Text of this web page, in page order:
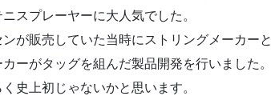
スプレーヤーに大人気でした。
ンが販売していた当時にストリングメーカーと
ーがタッグを組んだ製品開発を行いました。
史上初じゃないかと思います。